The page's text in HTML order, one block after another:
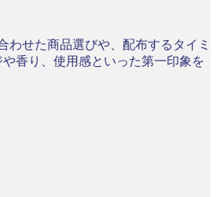
せた商品選びや、配布するタイミ
香り、使用感といった第一印象を